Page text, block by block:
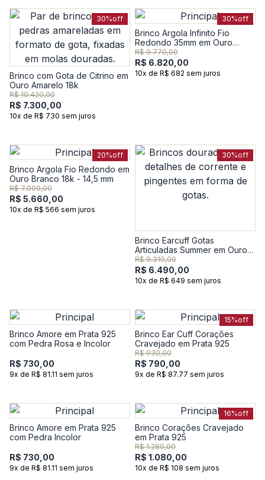
30%off
Brinco com Gota de Citrino em
Ouro Amarelo 18k
R$ 10.420,00
R$ 7.300,00
10x de R$ 730 sem juros
30%off
Brinco Argola Infinito Fio
Redondo 35mm em Ouro
Amarelo 18k - 35,6 mm
R$ 9.770,00
R$ 6.820,00
10x de R$ 682 sem juros
20%off
Brinco Argola Fio Redondo em
Ouro Branco 18k - 14,5 mm
R$ 7.090,00
R$ 5.660,00
10x de R$ 566 sem juros
30%off
Brinco Earcuff Gotas
Articuladas Summer em Ouro
Amarelo 18k
R$ 9.310,00
R$ 6.490,00
10x de R$ 649 sem juros
Brinco Amore em Prata 925
com Pedra Rosa e Incolor
R$ 730,00
9x de R$ 81.11 sem juros
15%off
Brinco Ear Cuff Corações
Cravejado em Prata 925
R$ 930,00
R$ 790,00
9x de R$ 87.77 sem juros
Brinco Amore em Prata 925
com Pedra Incolor
R$ 730,00
9x de R$ 81.11 sem juros
16%off
Brinco Corações Cravejado
em Prata 925
R$ 1.280,00
R$ 1.080,00
10x de R$ 108 sem juros